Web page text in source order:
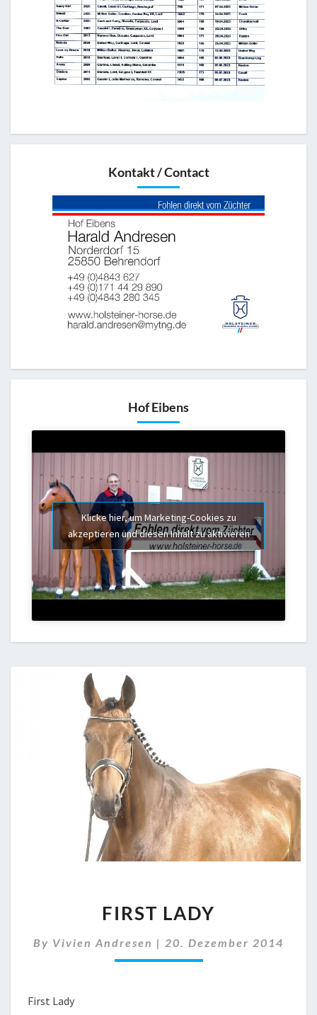
Kontakt / Contact
Hof Eibens
Klicke hier, um Marketing-Cookies zu
akzeptieren und diesen Inhalt zu aktivieren
LADY
FIRST LADY
By Vivien Andresen | 20. Dezember 2014
First Lady